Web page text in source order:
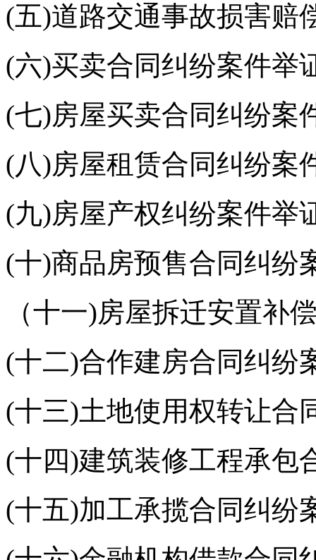
(五)道路交通事故损害赔
(六)买卖合同纠纷案件举
(七)房屋买卖合同纠纷案
(八)房屋租赁合同纠纷案
(九)房屋产权纠纷案件举
(十)商品房预售合同纠纷
（十一)房屋拆迁安置补
(十二)合作建房合同纠纷
(十三)土地使用权转让合
(十四)建筑装修工程承包
(十五)加工承揽合同纠纷